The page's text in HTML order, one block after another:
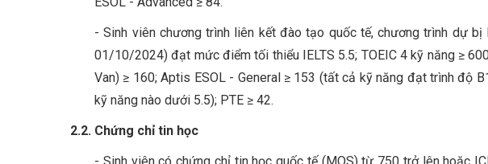
- Sinh viên chương trình liên kết đào tạo quốc tế, chương trình dự
01/10/2024) đạt mức điểm tối thiểu IELTS 5.5; TOEIC 4 kỹ năng ≥
Van) ≥ 160; Aptis ESOL - General ≥ 153 (tất cả kỹ năng đạt trình độ
kỹ năng nào dưới 5.5); PTE ≥ 42.
2.2. Chứng chỉ tin học